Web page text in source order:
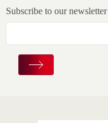
Subscribe to our newsletter